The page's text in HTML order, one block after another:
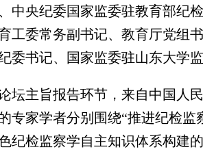
中央纪委国家监委驻教育部纪
工委常务副书记、教育厅党组
委书记、国家监委驻山东大学
主旨报告环节，来自中国人民
专家学者分别围绕“推进纪检
纪检监察学自主知识体系构建